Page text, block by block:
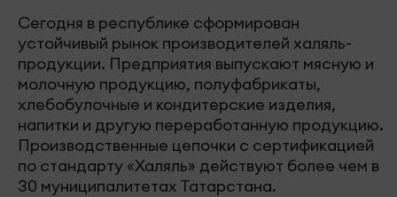
Сегодня в республике сформирован
устойчивый рынок производителей халяль-
продукции. Предприятия выпускают мясную и
молочную продукцию, полуфабрикаты,
хлебобулочные и кондитерские изделия,
напитки и другую переработанную продукцию.
Производственные цепочки с сертификацией
по стандарту «Халяль» действуют более чем в
30 муниципалитетах Татарстана.